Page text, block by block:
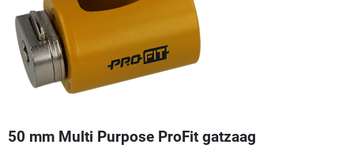
50 mm Multi Purpose ProFit gatzaag